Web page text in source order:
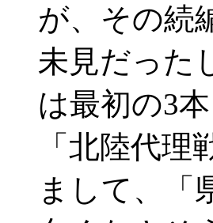
が、その続
未見だった
は最初の3
「北陸代
まして、「